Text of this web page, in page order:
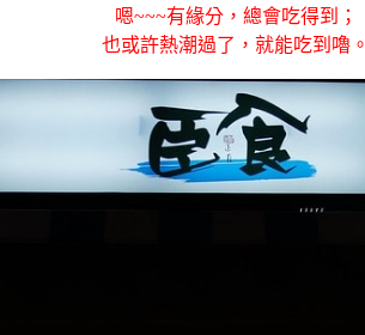
嗯~~~有緣分，總會吃得到；
也或許熱潮過了，就能吃到嚕。